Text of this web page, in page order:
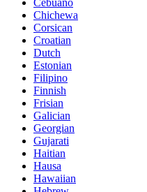
Chichewa
Corsican
Croatian
Dutch
Estonian
Filipino
Finnish
Frisian
Galician
Georgian
Gujarati
Haitian
Hausa
Hawaiian